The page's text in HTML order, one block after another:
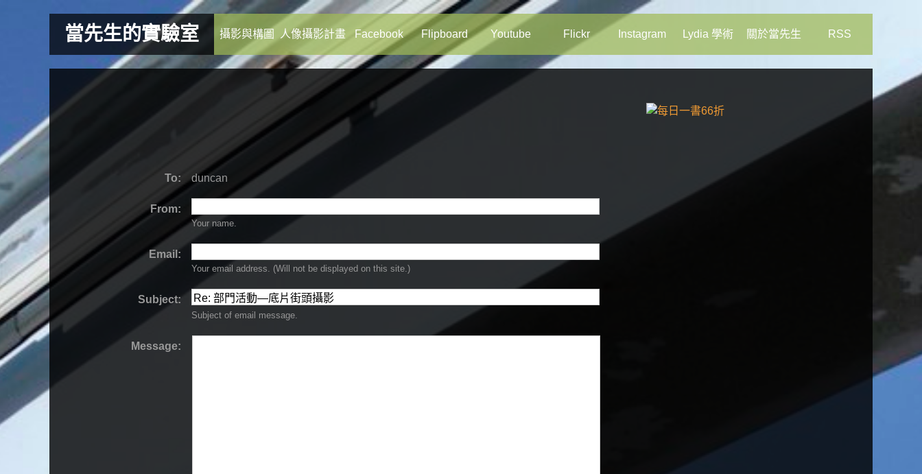
當先生的實驗室 攝影與構圖 人像攝影計畫 Facebook Flipboard Youtube Flickr Instagram Lydia 學術 關於當先生 RSS
To: duncan
From:
Your name.
Email:
Your email address. (Will not be displayed on this site.)
Subject:
Subject of email message.
Message: